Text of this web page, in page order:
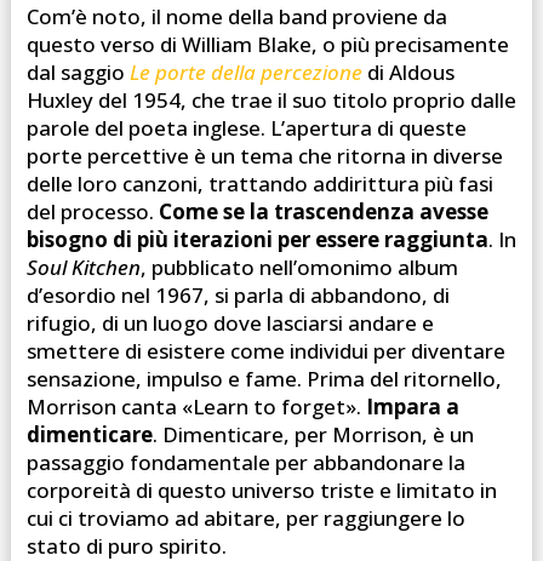
Com’è noto, il nome della band proviene da
questo verso di William Blake, o più precisamente
dal saggio Le porte della percezionedi Aldous
Huxley del 1954, che trae il suo titolo proprio dalle
parole del poeta inglese. L’apertura di queste
porte percettive è un tema che ritorna in diverse
delle loro canzoni, trattando addirittura più fasi
del processo. Come se la trascendenza avesse
bisogno di più iterazioni per essere raggiunta. In
Soul Kitchen, pubblicato nell’omonimo album
d’esordio nel 1967, si parla di abbandono, di
rifugio, di un luogo dove lasciarsi andare e
smettere di esistere come individui per diventare
sensazione, impulso e fame. Prima del ritornello,
Morrison canta «Learn to forget». Impara a
dimenticare. Dimenticare, per Morrison, è un
passaggio fondamentale per abbandonare la
corporeità di questo universo triste e limitato in
cui ci troviamo ad abitare, per raggiungere lo
stato di puro spirito.